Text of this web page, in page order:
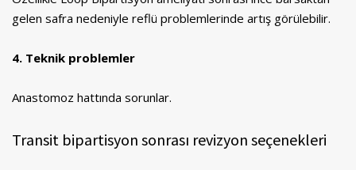
gelen safra nedeniyle reflü problemlerinde artış görülebilir.
4. Teknik problemler
Anastomoz hattında sorunlar.
Transit bipartisyon sonrası revizyon seçenekleri